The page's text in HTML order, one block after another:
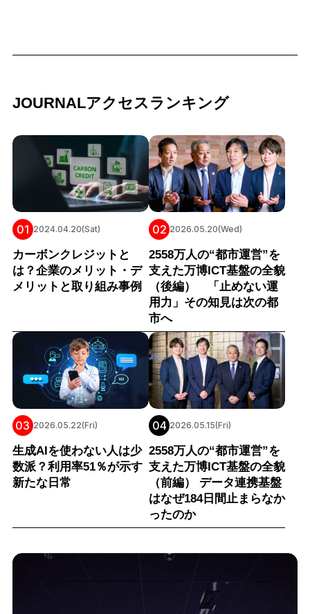
JOURNALアクセスランキング
01 2024.04.20(Sat)
カーボンクレジットと
は？企業のメリット・デ
メリットと取り組み事例
02 2026.05.20(Wed)
2558万人の“都市運営”を
支えた万博ICT基盤の全貌
（後編） 「止めない運
用力」その知見は次の都
市へ
03 2026.05.22(Fri)
生成AIを使わない人は少
数派？利用率51％が示す
新たな日常
04 2026.05.15(Fri)
2558万人の“都市運営”を
支えた万博ICT基盤の全貌
（前編） データ連携基盤
はなぜ184日間止まらなか
ったのか